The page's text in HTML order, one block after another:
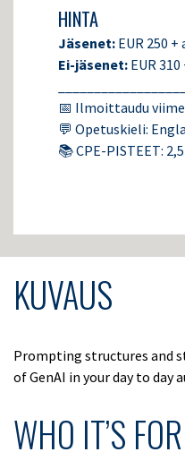
HINTA
Jäsenet: EUR 250 +
Ei-jäsenet: EUR
📅 Ilmoittaudu
💬 Opetuskieli:
📚 CPE-PISTEET: 2,5
KUVAUS
Prompting structures and
of GenAI in your day to day
WHO IT’S FOR